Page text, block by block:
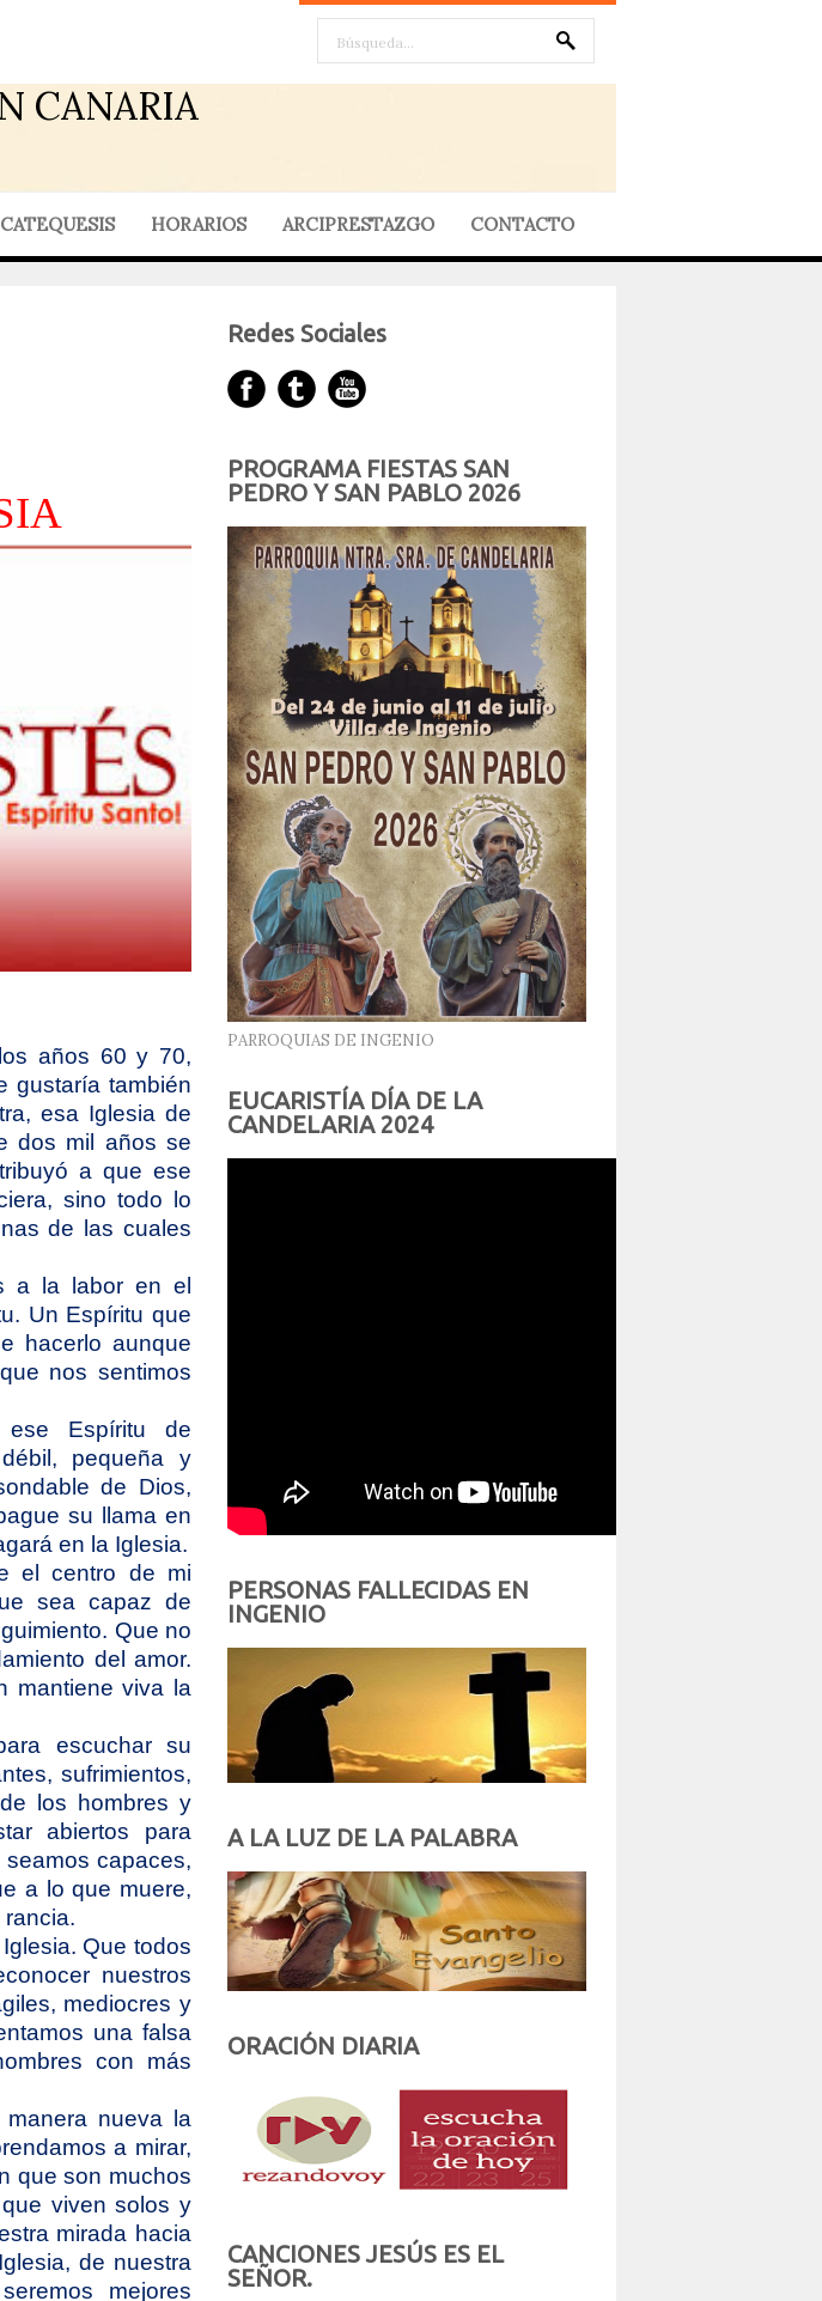
CANARIA
CATEQUESIS HORARIOS ARCIPRESTAZGO CONTACTO
años 60 y 70,
gustaría también
esa Iglesia de
dos mil años se
a que ese
sino todo lo
de las cuales
a la labor en el
Un Espíritu que
hacerlo aunque
nos sentimos
Espíritu de
pequeña y
de Dios,
su llama en
en la Iglesia.
el centro de mi
sea capaz de
Que no
del amor.
mantiene viva la
escuchar su
sufrimientos,
los hombres y
abiertos para
capaces,
a lo que muere,
Que todos
nuestros
mediocres y
una falsa
con más
nueva la
a mirar,
que son muchos
viven solos y
mirada hacia
de nuestra
mejores
Redes Sociales
PROGRAMA FIESTAS SAN
PEDRO Y SAN PABLO 2026
PARROQUIAS DE INGENIO
EUCARISTÍA DÍA DE LA
CANDELARIA 2024
PERSONAS FALLECIDAS EN
INGENIO
A LA LUZ DE LA PALABRA
ORACIÓN DIARIA
CANCIONES JESÚS ES EL
SEÑOR.